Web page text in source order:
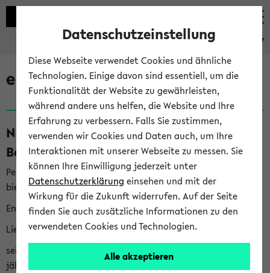
eKVV
eKVV News
Nachhaltigkeitspreis 2026:
Bewerbungsphase gestartet (06.08.26)
Per E-Mail eingestellt von nachhaltigkeitsbuero@uni-
bielefeld.de an den Verteiler 'Alle Studierenden':
English version below
Liebe Studierende,
seit 2023 verleiht das Rektorat der Universität Bielefeld
jährlich den Nachhaltigkeitspreis für Abschlussarbeiten. Sie
Datenschutzeinstellung
Diese Webseite verwendet Cookies und ähnliche
Technologien. Einige davon sind essentiell, um die
Funktionalität der Website zu gewährleisten,
während andere uns helfen, die Website und Ihre
Erfahrung zu verbessern. Falls Sie zustimmen,
verwenden wir Cookies und Daten auch, um Ihre
Interaktionen mit unserer Webseite zu messen. Sie
können Ihre Einwilligung jederzeit unter
Datenschutzerklärung einsehen und mit der
Wirkung für die Zukunft widerrufen. Auf der Seite
finden Sie auch zusätzliche Informationen zu den
verwendeten Cookies und Technologien.
Alle akzeptieren